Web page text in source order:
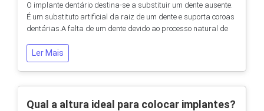
O implante dentário destina-se a substituir um dente ausente.
É um substituto artificial da raiz de um dente e suporta coroas
dentárias.A falta de um dente devido ao processo natural de
nível estético, funcional e, a longo prazo, pode se tornar um
problema de saúde. Um novo sorriso Um sorriso agradável
Ler Mais
Qual a altura ideal para colocar implantes?